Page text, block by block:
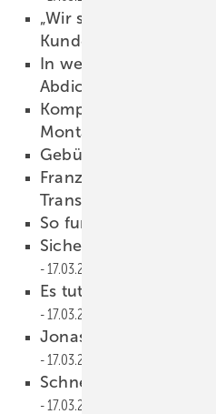
„Wir setzen auf
Kundenbetreuung“
In wenigen Schritten
Abdichtu ng
Kompriband spart
Montagek osten
Gebündelte
Französische Balkone
Transparenz
So funkti oniert das
Sichere Montage in
17.03.2022
Es tut sich was bei
17.03.2022
Jonas Beck treibt
17.03.2022
Schneller liefern,
17.03.2022